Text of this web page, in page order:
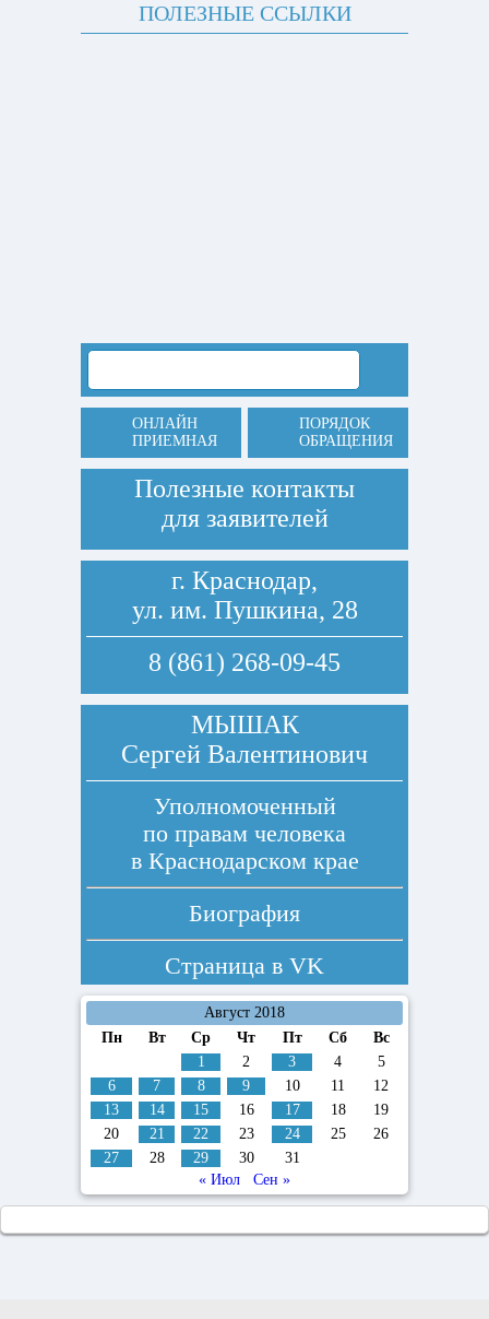
ПОЛЕЗНЫЕ ССЫЛКИ
ОНЛАЙН
ПРИЕМНАЯ
ПОРЯДОК
ОБРАЩЕНИЯ
Полезные контакты
для заявителей
г. Краснодар,
ул. им. Пушкина, 28
8 (861) 268-09-45
МЫШАК
Сергей Валентинович
Уполномоченный
по правам человека
в Краснодарском крае
Биография
Страница в VK
Август 2018
Пн
Вт Ср Чт Пт Сб
Вс
1
2 3 4
5
6
7 8 9 10 11
12
13
14 15 16 17 18
19
20
21 22 23 24 25
26
27
28 29 30
31
« Июл
Сен »